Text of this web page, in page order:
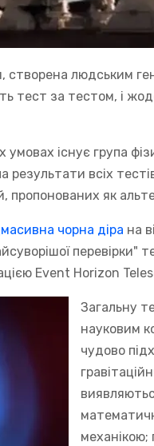
створена людським
тест за тестом, і
умовах існує група
результати всіх
пропонованих як
чорна діра на
перевірки"
Event Horizon
Загальну
науковим
чудово
механікою;